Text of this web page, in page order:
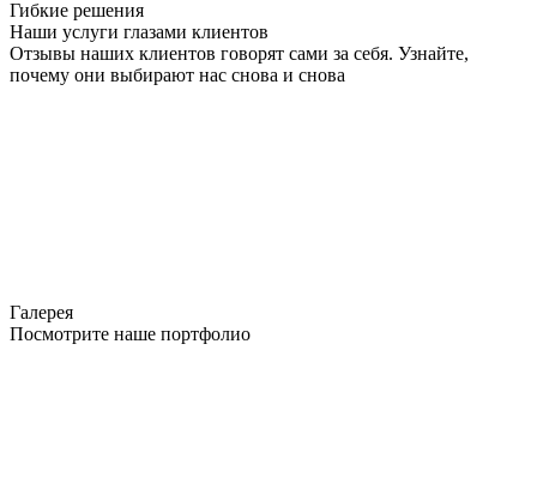
Гибкие решения
Наши услуги глазами клиентов
Отзывы наших клиентов говорят сами за себя. Узнайте,
почему они выбирают нас снова и снова
Галерея
Посмотрите наше портфолио